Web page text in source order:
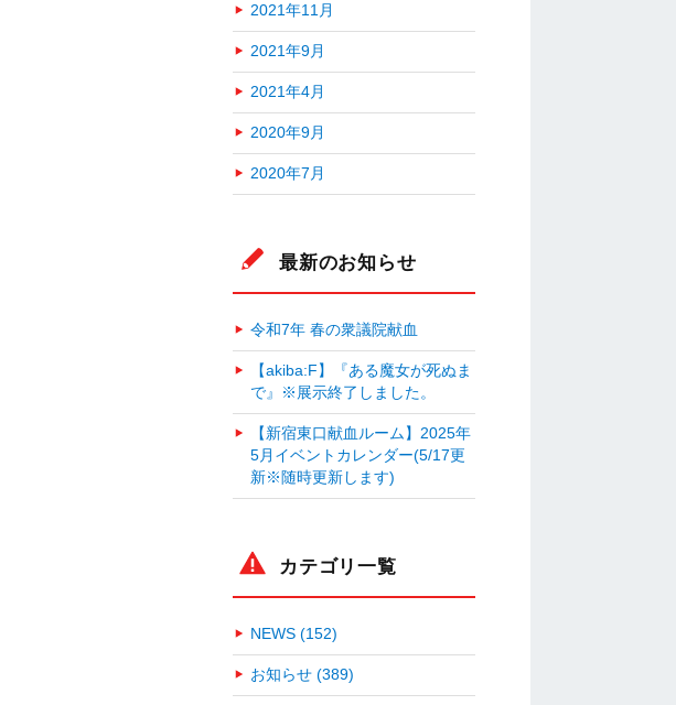
2021年11月
2021年9月
2021年4月
2020年9月
2020年7月
最新のお知らせ
令和7年 春の衆議院献血
【akiba:F】『ある魔女が死ぬま
で』※展示終了しました。
【新宿東口献血ルーム】2025年
5月イベントカレンダー(5/17更
新※随時更新します)
カテゴリ一覧
NEWS (152)
お知らせ (389)